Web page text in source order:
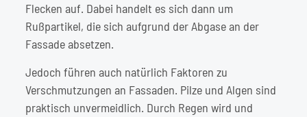
Flecken auf. Dabei handelt es sich dann um
Rußpartikel, die sich aufgrund der Abgase an der
Fassade absetzen.
Jedoch führen auch natürlich Faktoren zu
Verschmutzungen an Fassaden. Pilze und Algen sind
praktisch unvermeidlich. Durch Regen wird und